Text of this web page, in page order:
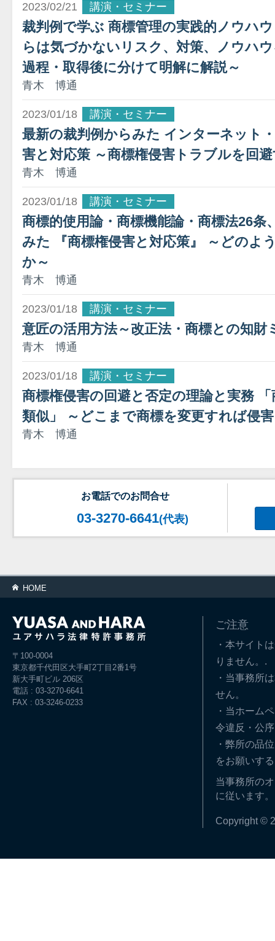
2023/02/21 講演・セミナー
裁判例で学ぶ 商標管理の実践的ノウハ
らは気づかないリスク、対策、ノウハ
過程・取得後に分けて明解に解説～
青木 博通
2023/01/18 講演・セミナー
最新の裁判例からみた インターネット
害と対応策 ～商標権侵害トラブルを回
青木 博通
2023/01/18 講演・セミナー
商標的使用論・商標機能論・商標法26条
みた 『商標権侵害と対応策』 ～どのよ
か～
青木 博通
2023/01/18 講演・セミナー
意匠の活用方法～改正法・商標との知財
青木 博通
2023/01/18 講演・セミナー
商標権侵害の回避と否定の理論と実務
類似」 ～どこまで商標を変更すれば侵
青木 博通
お電話でのお問合せ
03-3270-6641(代表)
HOME
〒100-0004
東京都千代田区大手町2丁目2番1号
新大手町ビル 206区
電話 : 03-3270-6641
FAX : 03-3246-0233
ご注意
・本サイト
りません。.
・当事務所
せん。
・当ホーム
令違反・公
・弊所の品
をお願いす
当事務所の
に従います。
Copyright ©